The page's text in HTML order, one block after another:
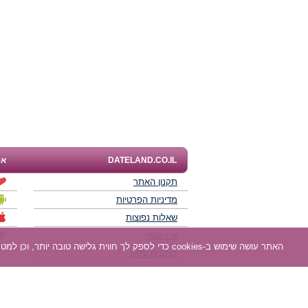
DATELAND.CO.IL
תקנון האתר
מדיניות הפרטיות
שאלות נפוצות
כותבים עלינו
האתר עושה שימוש ב-cookies כדי לספק לך חווית גלישה טובה יותר, וכן למטרות סטטיסטיקה, אפיון ושיווק. למידע נוסף